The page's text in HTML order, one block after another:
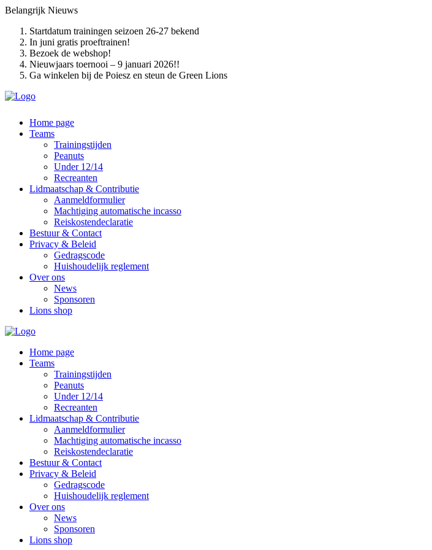
Belangrijk Nieuws
Startdatum trainingen seizoen 26-27 bekend
In juni gratis proeftrainen!
Bezoek de webshop!
Nieuwjaars toernooi – 9 januari 2026!!
Ga winkelen bij de Poiesz en steun de Green Lions
Home page
Teams
Trainingstijden
Peanuts
Under 12/14
Recreanten
Lidmaatschap & Contributie
Aanmeldformulier
Machtiging automatische incasso
Reiskostendeclaratie
Bestuur & Contact
Privacy & Beleid
Gedragscode
Huishoudelijk reglement
Over ons
News
Sponsoren
Lions shop
Home page
Teams
Trainingstijden
Peanuts
Under 12/14
Recreanten
Lidmaatschap & Contributie
Aanmeldformulier
Machtiging automatische incasso
Reiskostendeclaratie
Bestuur & Contact
Privacy & Beleid
Gedragscode
Huishoudelijk reglement
Over ons
News
Sponsoren
Lions shop